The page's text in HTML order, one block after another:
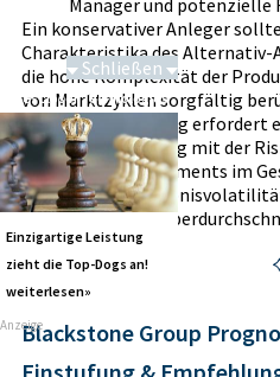
Ein konservativer Anleger
Charakteristika des
die hohe Komplexität der
von Marktzyklen sorgfältig
Anlageentscheidung erfordert
Auseinandersetzung mit der
alternativer Investments im
Bereitschaft,
eine Garantie für
erwarten.
Stand: Juli 2026
Blackstone Group
Schließen
SalesCloser Technologies
Einzigartige Leistung
zieht die Top-Dogs an!
weiterlesen»
Anzeige